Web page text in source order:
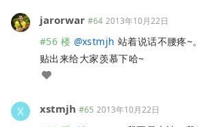
jarorwar #64 2013年10月22日
#56 楼 @xstmjh 站着说话不腰疼~
贴出来给大家羡慕下哈~
xstmjh #65 2013年10月22日